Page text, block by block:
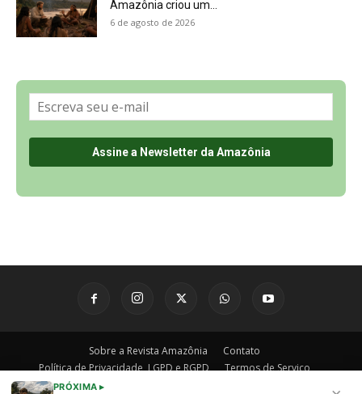
PRÓXIMA ▸
Política de Privacidade, LGPD e RGPD
Últimas Notícias
🌎 Español
©